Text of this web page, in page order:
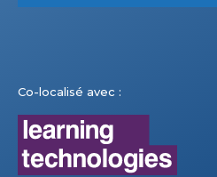
Co-localisé avec :